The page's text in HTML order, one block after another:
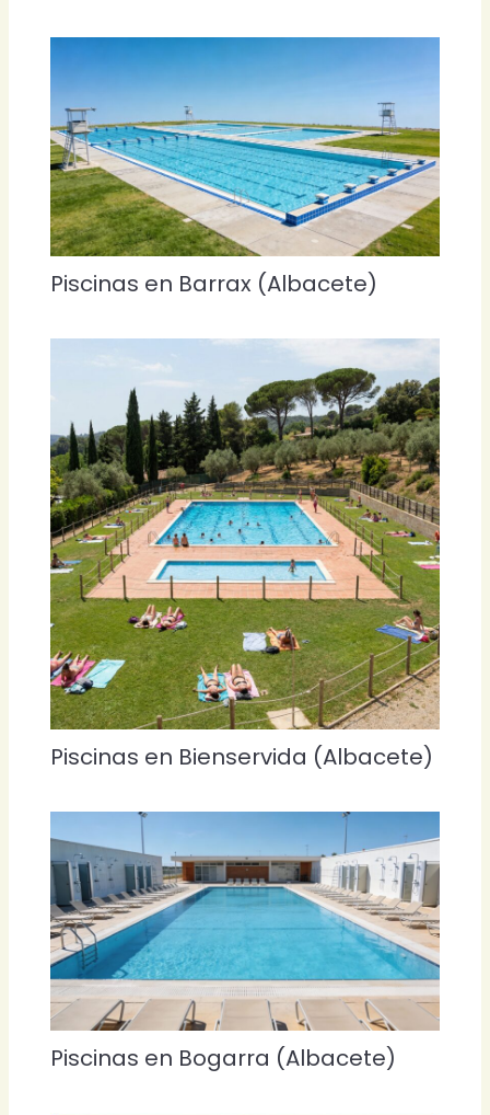
Piscinas en Barrax (Albacete)
Piscinas en Bienservida (Albacete)
Piscinas en Bogarra (Albacete)